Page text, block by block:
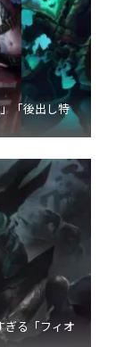
「後出し特
ぎる「フィオ